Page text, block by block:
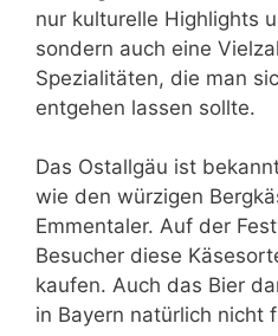
nur kulturelle Highlights
sondern auch eine
Spezialitäten, die man
entgehen lassen sollte.
Das Ostallgäu ist
wie den würzigen
Emmentaler. Auf der
Besucher diese
kaufen. Auch das Bier
in Bayern natürlich nicht